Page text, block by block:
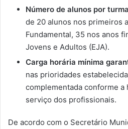
Número de alunos por
de 20 alunos nos primeiros
Fundamental, 35 nos anos
Jovens e Adultos (EJA).
Carga horária mínima
nas prioridades
complementada conforme a
serviço dos profissionais.
De acordo com o Secretário